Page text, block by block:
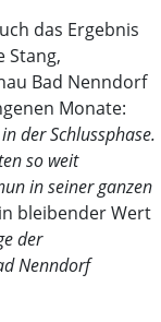
das Ergebnis
Stang,
Bad Nenndorf
Monate:
der Schlussphase.
so weit
in seiner ganzen
bleibender Wert
der
Nenndorf